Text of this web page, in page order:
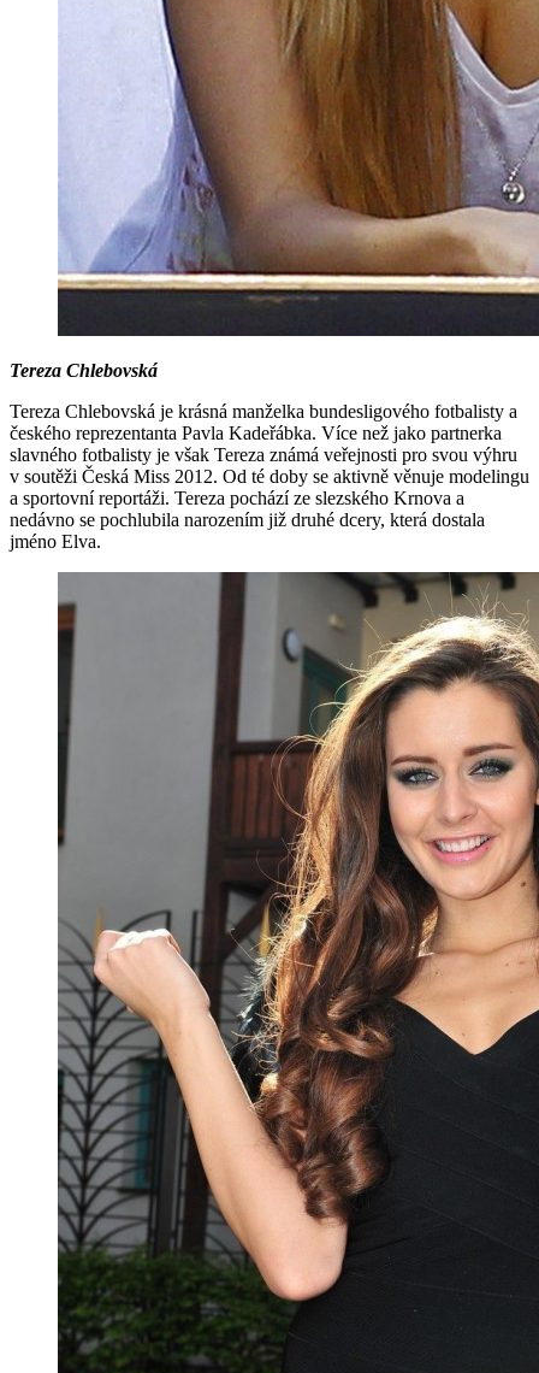
Tereza Chlebovská
Tereza Chlebovská je krásná manželka bundesligového fotbalisty a
českého reprezentanta Pavla Kadeřábka. Více než jako partnerka
slavného fotbalisty je však Tereza známá veřejnosti pro svou výhru
v soutěži Česká Miss 2012. Od té doby se aktivně věnuje modelingu
a sportovní reportáži. Tereza pochází ze slezského Krnova a
nedávno se pochlubila narozením již druhé dcery, která dostala
jméno Elva.